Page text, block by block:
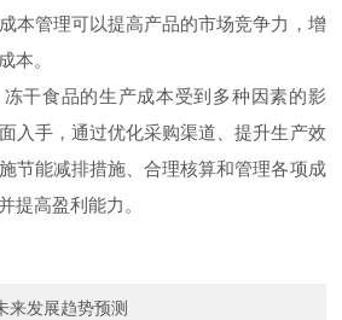
本管理可以提高产品的市场竞争力，增
本。
食品的生产成本受到多种因素的影
入手，通过优化采购渠道、提升生产效
节能减排措施、合理核算和管理各项成
提高盈利能力。
来发展趋势预测